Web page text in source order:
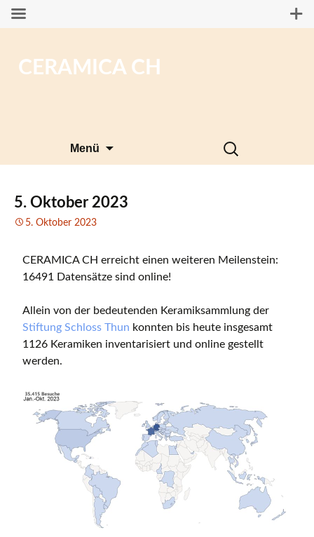
CERAMICA CH
Menü
Suchen
nach:
5. Oktober 2023
5. Oktober 2023
CERAMICA CH erreicht einen weiteren Meilenstein:
16491 Datensätze sind online!
Allein von der bedeutenden Keramiksammlung der
Stiftung Schloss Thun konnten bis heute insgesamt
1126 Keramiken inventarisiert und online gestellt
werden.